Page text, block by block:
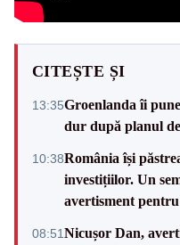
CITEȘTE ȘI
13:35Groenlanda îi
dur după planul
10:38România își
investițiilor. Un
avertisment
08:51Nicușor Dan,